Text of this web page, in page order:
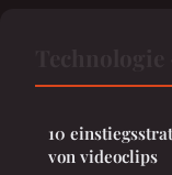
10
von videoclips